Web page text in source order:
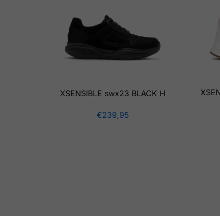
XSENSIBLE swx23 BLACK H
€239,95